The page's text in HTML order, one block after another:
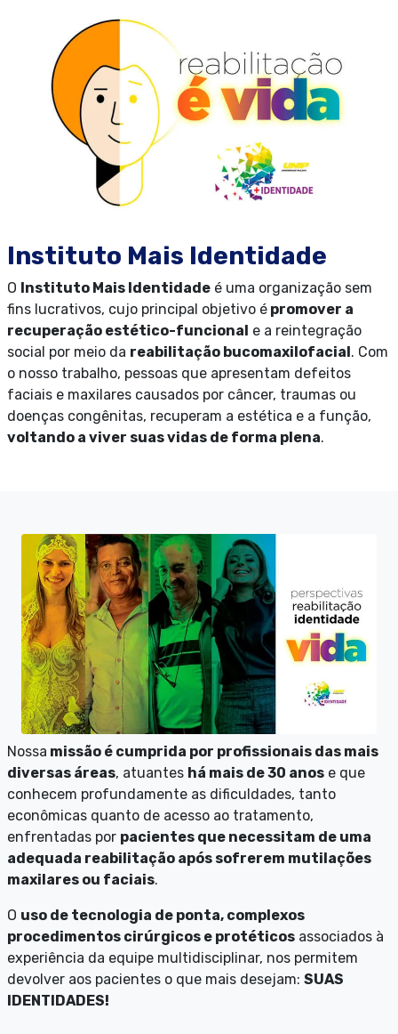
Instituto Mais Identidade
O Instituto Mais Identidade é uma organização sem
fins lucrativos, cujo principal objetivo é promover a
recuperação estético-funcional e a reintegração
social por meio da reabilitação bucomaxilofacial. Com
o nosso trabalho, pessoas que apresentam defeitos
faciais e maxilares causados por câncer, traumas ou
doenças congênitas, recuperam a estética e a função,
voltando a viver suas vidas de forma plena.
Nossa missão é cumprida por profissionais das mais
diversas áreas, atuantes há mais de 30 anos e que
conhecem profundamente as dificuldades, tanto
econômicas quanto de acesso ao tratamento,
enfrentadas por pacientes que necessitam de uma
adequada reabilitação após sofrerem mutilações
maxilares ou faciais.
O uso de tecnologia de ponta, complexos
procedimentos cirúrgicos e protéticos associados à
experiência da equipe multidisciplinar, nos permitem
devolver aos pacientes o que mais desejam: SUAS
IDENTIDADES!